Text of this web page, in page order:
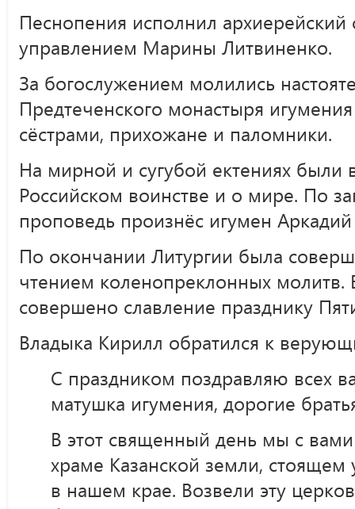
Песнопения исполнил
управлением Марины Литвиненко.
За богослужением молились
Предтеченского монастыря
сёстрами, прихожане и паломники.
На мирной и сугубой ектениях были
Российском воинстве и о мире. По
проповедь произнёс игумен
По окончании Литургии была
чтением коленопреклонных
совершено славление празднику
Владыка Кирилл обратился к
С праздником поздравляю всех
матушка игумения, дорогие
В этот священный день мы с
храме Казанской земли, стоящем
в нашем крае. Возвели эту